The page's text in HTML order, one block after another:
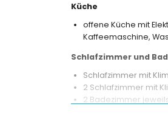
Küche
offene Küche mit
Kaffeemaschine,
Schlafzimmer und
Schlafzimmer mit
2 Schlafzimmer mit
2 Badezimmer